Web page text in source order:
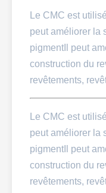
Le CMC est
peut améliorer la
pigmentIl peut
construction du
revêtements,
Le CMC est
peut améliorer la
pigmentIl peut
construction du
revêtements,